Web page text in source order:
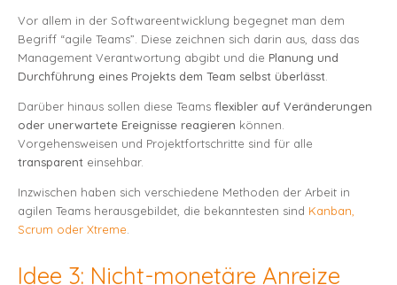
Vor allem in der Softwareentwicklung begegnet man dem
Begriff “agile Teams”. Diese zeichnen sich darin aus, dass das
Management Verantwortung abgibt und die Planung und
Durchführung eines Projekts dem Team selbst überlässt
Darüber hinaus sollen diese Teams flexibler auf Veränderungen
oder unerwartete Ereignisse reagieren können.
Vorgehensweisen und Projektfortschritte sind für alle
transparent einsehbar.
Inzwischen haben sich verschiedene Methoden der Arbeit in
agilen Teams herausgebildet, die bekanntesten sind Kanban,
Scrum oder Xtreme
Idee 3: Nicht-monetäre Anreize